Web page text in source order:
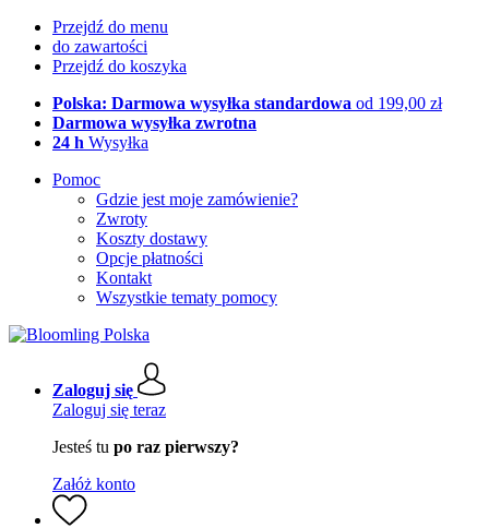
Przejdź do menu
do zawartości
Przejdź do koszyka
Polska: Darmowa wysyłka standardowa od 199,00 zł
Darmowa wysyłka zwrotna
24 h Wysyłka
Pomoc
Gdzie jest moje zamówienie?
Zwroty
Koszty dostawy
Opcje płatności
Kontakt
Wszystkie tematy pomocy
Zaloguj się
Zaloguj się teraz
Jesteś tu po raz pierwszy?
Załóż konto